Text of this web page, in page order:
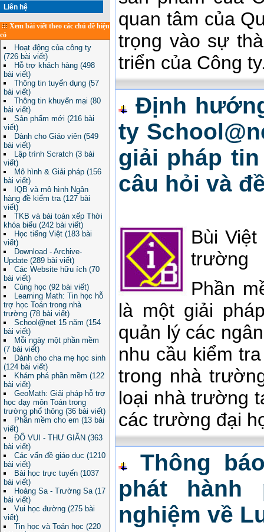
Liên hệ
Xem bài viết theo các chủ đề hiện
có
Hoạt động của công ty
(726 bài viết)
Hỗ trợ khách hàng (498
bài viết)
Thông tin tuyển dụng (57
bài viết)
Thông tin khuyến mại (80
bài viết)
Sản phẩm mới (216 bài
viết)
Dành cho Giáo viên (549
bài viết)
Lập trình Scratch (3 bài
viết)
Mô hình & Giải pháp (156
bài viết)
IQB và mô hình Ngân
hàng đề kiểm tra (127 bài
viết)
TKB và bài toán xếp Thời
khóa biểu (242 bài viết)
Học tiếng Việt (183 bài
viết)
Download - Archive-
Update (289 bài viết)
Các Website hữu ích (70
bài viết)
Cùng học (92 bài viết)
Learning Math: Tin học hỗ
trợ học Toán trong nhà
trường (78 bài viết)
School@net 15 năm (154
bài viết)
Mỗi ngày một phần mềm
(7 bài viết)
Dành cho cha mẹ học sinh
(124 bài viết)
Khám phá phần mềm (122
bài viết)
GeoMath: Giải pháp hỗ trợ
học dạy môn Toán trong
trường phổ thông (36 bài viết)
Phần mềm cho em (13 bài
viết)
ĐỐ VUI - THƯ GIÃN (363
bài viết)
Các vấn đề giáo dục (1210
bài viết)
Bài học trực tuyến (1037
bài viết)
Hoàng Sa - Trường Sa (17
bài viết)
Vui học đường (275 bài
viết)
Tin học và Toán học (220
quan tâm của
trọng vào sự
triển của Công
Định
ty
giải pháp
câu hỏi và
Bùi
trường
Phần
là một giải
quản lý các
nhu cầu kiểm
trong nhà
loại nhà trường
các trường đại
Thông
phát hành
nghiệm về